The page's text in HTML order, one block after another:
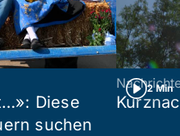
Diese
suchen
2 Min